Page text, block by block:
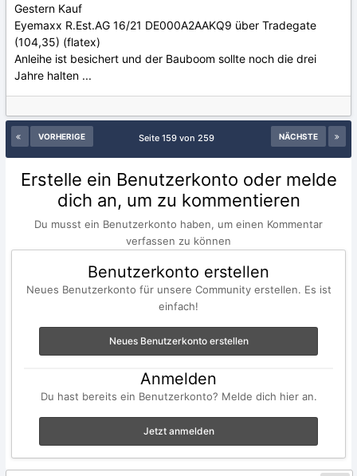
Gestern Kauf
Eyemaxx R.Est.AG 16/21 DE000A2AAKQ9 über Tradegate
(104,35) (flatex)
Anleihe ist besichert und der Bauboom sollte noch die drei
Jahre halten ...
VORHERIGE NÄCHSTE
Seite 159 von 259
Erstelle ein Benutzerkonto oder melde
dich an, um zu kommentieren
Du musst ein Benutzerkonto haben, um einen Kommentar
verfassen zu können
Benutzerkonto erstellen
Neues Benutzerkonto für unsere Community erstellen. Es ist
einfach!
Neues Benutzerkonto erstellen
Anmelden
Du hast bereits ein Benutzerkonto? Melde dich hier an.
Jetzt anmelden